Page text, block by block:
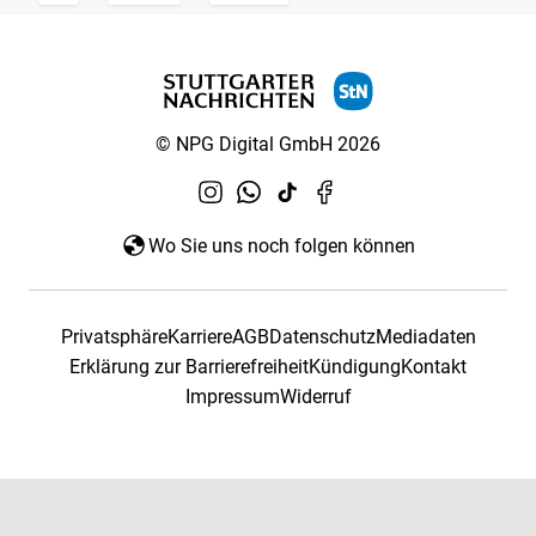
© NPG Digital GmbH 2026
Wo Sie uns noch folgen können
PrivatsphäreKarriereAGBDatenschutzMediadaten
Erklärung zur BarrierefreiheitKündigungKontakt
ImpressumWiderruf